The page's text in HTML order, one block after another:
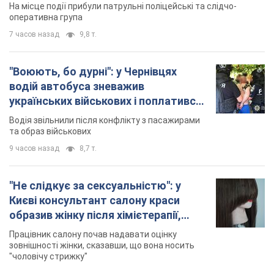
На місце події прибули патрульні поліцейські та слідчо-
оперативна група
7 часов назад 9,8 т.
"Воюють, бо дурні": у Чернівцях
водій автобуса зневажив
українських військових і поплатився.
Відео
Водія звільнили після конфлікту з пасажирами
та образ військових
9 часов назад 8,7 т.
"Не слідкує за сексуальністю": у
Києві консультант салону краси
образив жінку після хімієтерапії,
розгорівся скандал. Фото
Працівник салону почав надавати оцінку
зовнішності жінки, сказавши, що вона носить
"чоловічу стрижку"